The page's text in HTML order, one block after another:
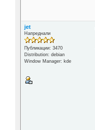
jet
Напреднали
Публикации: 3470
Distribution: debian
Window Manager: kde